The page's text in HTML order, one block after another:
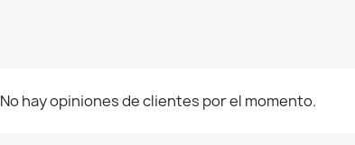
No hay opiniones de clientes por el momento.